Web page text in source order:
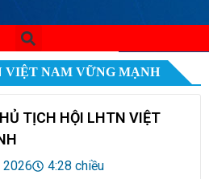
VIỆT NAM VỮNG MẠNH
TỊCH HỘI LHTN VIỆT
2026
4:28 chiều